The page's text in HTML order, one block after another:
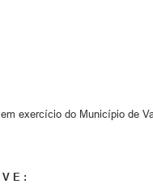
exercício do Município de
V E :